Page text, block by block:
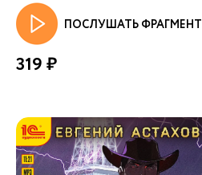
ПОСЛУШАТЬ ФРАГМЕНТ
319 ₽